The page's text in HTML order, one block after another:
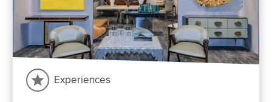
Experiences